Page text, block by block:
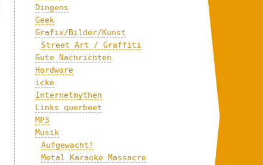
Dingens
Geek
Grafix/Bilder/Kunst
Street Art / Graffiti
Gute Nachrichten
Hardware
icke
Internetmythen
Links querbeet
MP3
Musik
Aufgewacht!
Metal Karaoke Massacre